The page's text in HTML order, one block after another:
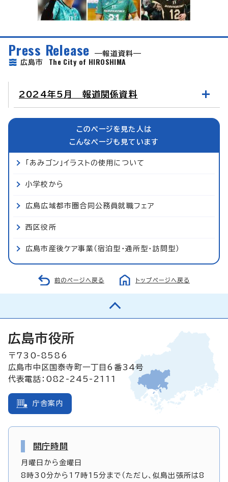
Press Release
報道資料
広島市 The City of HIROSHIMA
2024年5月 報道関係資料
このページを見た人は
こんなページも見ています
「あみゴン」イラストの使用について
小学校から
広島広域都市圏合同公務員就職フェア
西区役所
広島市産後ケア事業（宿泊型・通所型・訪問型）
前のページへ戻る トップページへ戻る
広島市役所
〒730-8586
広島市中区国泰寺町一丁目6番34号
代表電話：082-245-2111
庁舎案内
開庁時間
月曜日から金曜日
8時30分から17時15分まで（ただし、似島出張所は8